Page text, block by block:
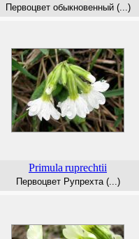
Первоцвет обыкновенный (...)
Primula ruprechtii
Первоцвет Рупрехта (...)